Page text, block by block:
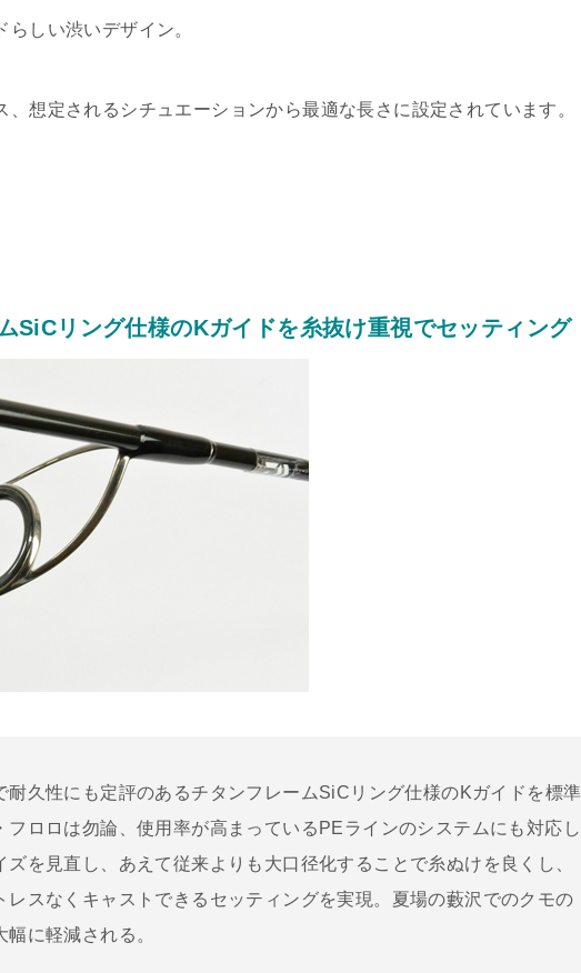
しい渋いデザイン。
、想定されるシチュエーションから最適な長さに設定されています。
SiCリング仕様のKガイドを糸抜け重視でセッティング
耐久性にも定評のあるチタンフレームSiCリング仕様のKガイドを標準
フロロは勿論、使用率が高まっているPEラインのシステムにも対応し
ズを見直し、あえて従来よりも大口径化することで糸ぬけを良くし、
レスなくキャストできるセッティングを実現。夏場の藪沢でのクモの
に軽減される。